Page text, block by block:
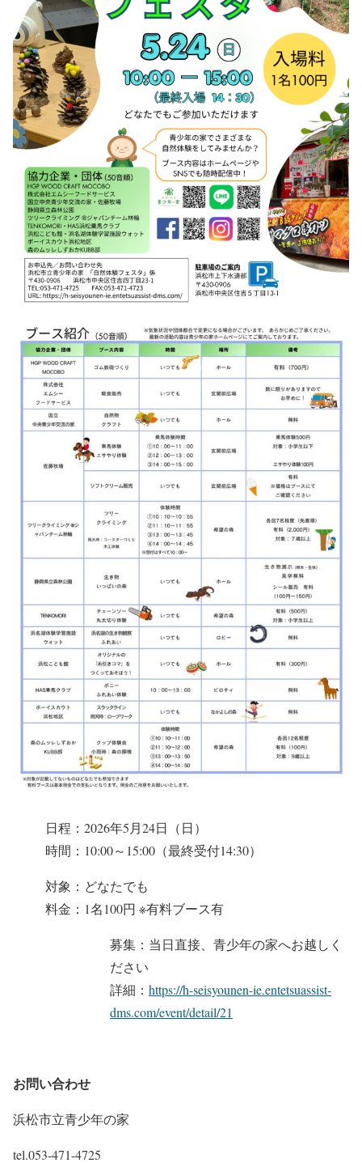
日程：2026年5月24日（日）
時間：10:00～15:00（最終受付14:30）
対象：どなたでも
料金：1名100円 ※有料ブース有
募集：当日直接、青少年の家へお越しく
ださい
詳細： https://h-seisyounen-ie.entetsuassist-
dms.com/event/detail/21
お問い合わせ
浜松市立青少年の家
tel.053-471-4725